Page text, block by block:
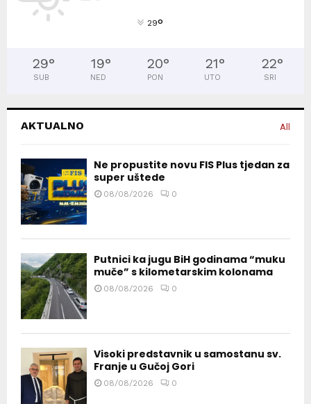
29°
29°
SUB
19°
NED
20°
PON
21°
UTO
22°
SRI
AKTUALNO All
Ne propustite novu FIS Plus tjedan za
super uštede
08/08/2026 0
Putnici ka jugu BiH godinama “muku
muče” s kilometarskim kolonama
08/08/2026 0
Visoki predstavnik u samostanu sv.
Franje u Gučoj Gori
08/08/2026 0